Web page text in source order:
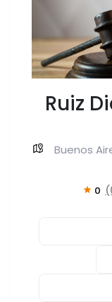
Ruiz
Buenos
0